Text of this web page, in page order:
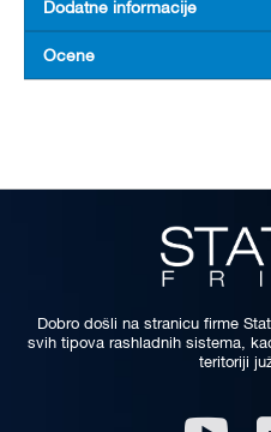
Dodatne informacije
Ocene
Dobro došli na stranicu firme
svih tipova rashladnih sistema,
teritoriji
Youtube